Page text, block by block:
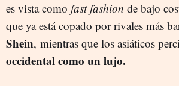
es vista como fast fashion de bajo
que ya está copado por rivales más
Shein, mientras que los asiáticos
occidental como un lujo.